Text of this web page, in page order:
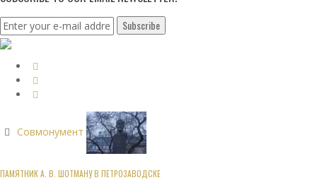
Совмонумент
ПАМЯТНИК А. В. ШОТМАНУ В ПЕТРОЗАВОДСКЕ